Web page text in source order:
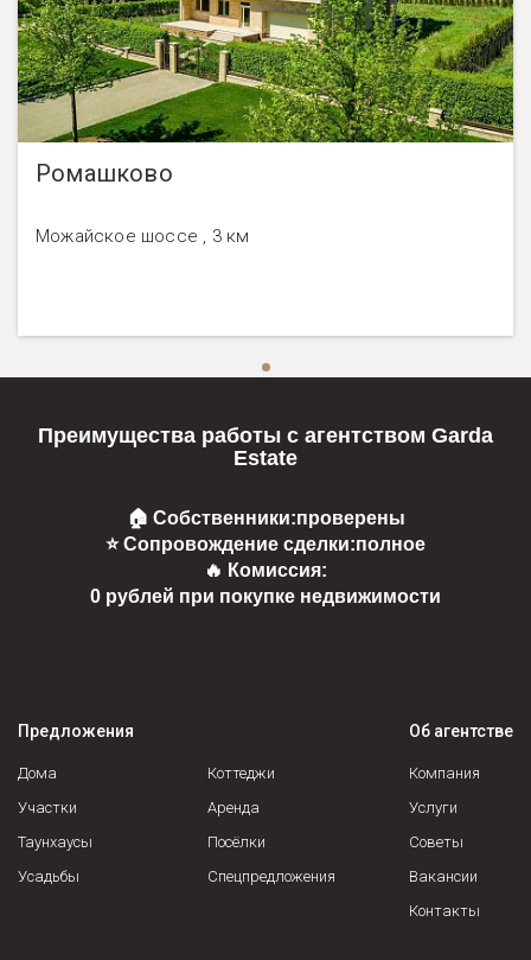
Ромашково
Можайское шоссе , 3 км
Преимущества работы с агентством Garda
Estate
🏠 Собственники:проверены
⭐ Сопровождение сделки:полное
🔥 Комиссия:
0 рублей при покупке недвижимости
Предложения
Дома
Участки
Таунхаусы
Усадьбы
Коттеджи
Аренда
Посёлки
Спецпредложения
Об агентстве
Компания
Услуги
Советы
Вакансии
Контакты